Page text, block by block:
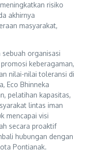
risiko
akhirnya
masyarakat,
sebuah organisasi
keberagaman,
nilai-nilai toleransi di
Eco Bhinneka
pelatihan kapasitas,
lintas iman
mencapai visi
secara proaktif
hubungan dengan
Pontianak.